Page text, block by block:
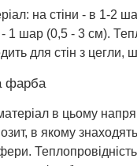
на стіни - в 1-2
1 шар (0,5 - 3 см).
для стін з цегли,
фарба
в цьому
в якому